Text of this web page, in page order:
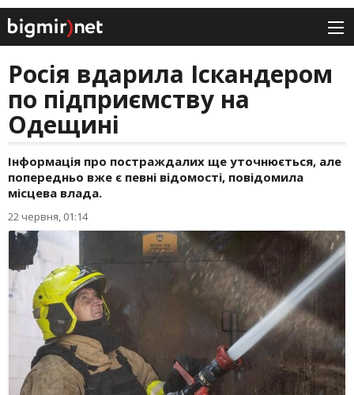
Росія вдарила Іскандером
по підприємству на
Одещині
Інформація про постраждалих ще уточнюється, але
попередньо вже є певні відомості, повідомила
місцева влада.
22 червня, 01:14